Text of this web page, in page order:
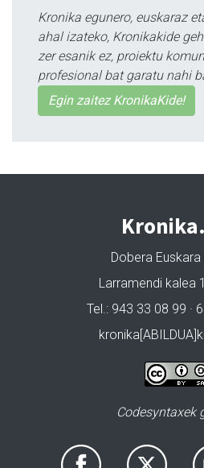
Kronika egunero, euskaraz
ahal izateko, Kronikakide
zer esanik ez, proiektu
profesional bat garatu nahi
Egin zaitez KronikaKide!
Dobera Euskara
Larramendi kalea
Tel.: 943 33 08 99 ·
Codesyntaxek